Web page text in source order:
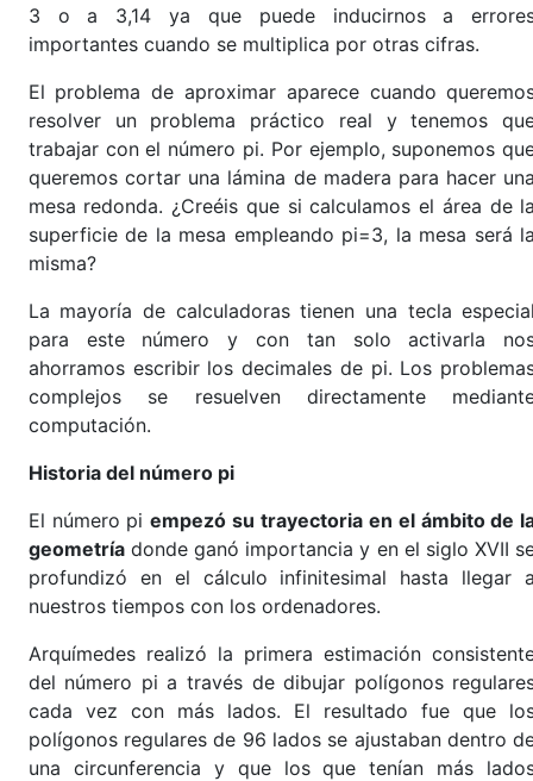
3 o a 3,14 ya que puede inducirnos a
importantes cuando se multiplica por otras cifras.
El problema de aproximar aparece cuando
resolver un problema práctico real y tenemos
trabajar con el número pi. Por ejemplo, suponemos
queremos cortar una lámina de madera para hacer
mesa redonda. ¿Creéis que si calculamos el área de
superficie de la mesa empleando pi=3, la mesa será
misma?
La mayoría de calculadoras tienen una tecla
para este número y con tan solo activarla
ahorramos escribir los decimales de pi. Los
complejos se resuelven directamente
computación.
Historia del número pi
El número piempezó su trayectoria en el ámbito de
geometríadonde ganó importancia y en el siglo XVII
profundizó en el cálculo infinitesimal hasta llegar
nuestros tiempos con los ordenadores.
Arquímedes realizó la primera estimación
del número pi a través de dibujar polígonos
cada vez con más lados. El resultado fue que
polígonos regulares de 96 lados se ajustaban dentro
una circunferencia y que los que tenían más